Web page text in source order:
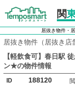
関
居抜き物件・
居抜き物件（居抜き店
【軽飲食可】春日駅
ン★の物件情報
ID 188120